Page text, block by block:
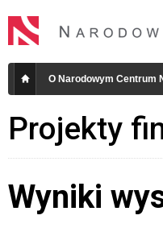
O Narodowym Centrum
Projekty
Wyniki